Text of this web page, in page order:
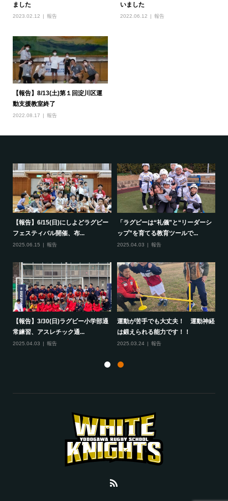
ました
2023.02.12 報告
いました
2022.06.12 報告
【報告】8/13(土)第１回淀川区運
動支援教室終了
2022.08.17 報告
【報告】6/15(日)にしよどラグビー
フェスティバル開催、布...
2025.06.15 報告
「ラグビーは“礼儀”と“リーダーシ
ップ”を育てる教育ツールで...
2025.04.03 報告
【報告】3/30(日)ラグビー小学部通
常練習、アスレチック通...
2025.04.03 報告
運動が苦手でも大丈夫！ 運動神経
は鍛えられる能力です！！
2025.03.24 報告